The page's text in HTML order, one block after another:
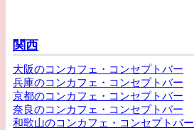
関西
大阪のコンカフェ・コンセプトバー
兵庫のコンカフェ・コンセプトバー
京都のコンカフェ・コンセプトバー
奈良のコンカフェ・コンセプトバー
和歌山のコンカフェ・コンセプトバー